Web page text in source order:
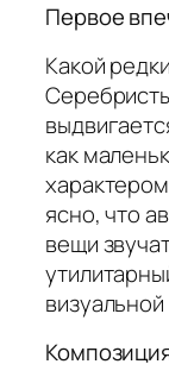
Первое
Какой
как
ясно, что
вещи